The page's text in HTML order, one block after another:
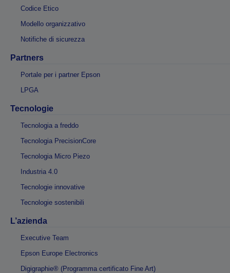
Codice Etico
Modello organizzativo
Notifiche di sicurezza
Partners
Portale per i partner Epson
LPGA
Tecnologie
Tecnologia a freddo
Tecnologia PrecisionCore
Tecnologia Micro Piezo
Industria 4.0
Tecnologie innovative
Tecnologie sostenibili
L’azienda
Executive Team
Epson Europe Electronics
Digigraphie® (Programma certificato Fine Art)